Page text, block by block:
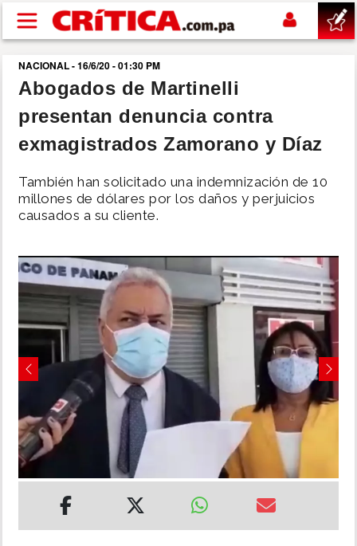
Pasar al contenido principal
buscar
SUCESOS
POLÍTICA
DEPORTES
MUNDO
MULTIMEDIA
IMPRESO
NACIONAL - 16/6/20 - 01:30 PM
Abogados de Martinelli
presentan denuncia contra
exmagistrados Zamorano y Díaz
También han solicitado una indemnización de 10
millones de dólares por los daños y perjuicios
causados a su cliente.
Previous Next